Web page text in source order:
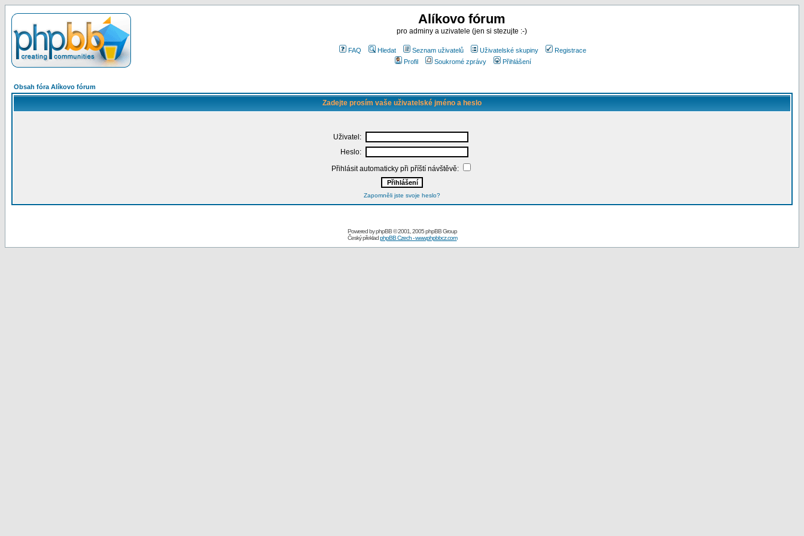
Alíkovo fórum
pro adminy a uzivatele (jen si stezujte :-)
FAQ Hledat Seznam uživatelů Uživatelské skupiny
Registrace
Profil
Soukromé zprávy Přihlášení
Obsah fóra Alíkovo fórum
Zadejte prosím vaše uživatelské jméno a heslo
Uživatel:
Heslo:
Přihlásit automaticky při příští návštěvě:
Zapomněli jste svoje heslo?
Powered byphpBB© 2001, 2005 phpBB Group
Český překladphpBB Czech - www.phpbbcz.com